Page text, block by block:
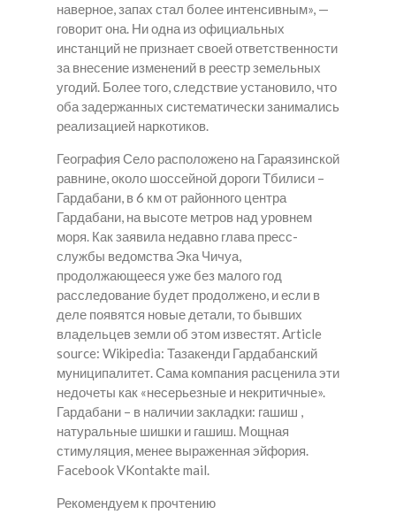
наверное, запах стал более интенсивным», —
говорит она. Ни одна из официальных
инстанций не признает своей ответственности
за внесение изменений в реестр земельных
угодий. Более того, следствие установило, что
оба задержанных систематически занимались
реализацией наркотиков.
География Село расположено на Гараязинской
равнине, около шоссейной дороги Тбилиси –
Гардабани, в 6 км от районного центра
Гардабани, на высоте метров над уровнем
моря. Как заявила недавно глава пресс-
службы ведомства Эка Чичуа,
продолжающееся уже без малого год
расследование будет продолжено, и если в
деле появятся новые детали, то бывших
владельцев земли об этом известят. Article
source: Wikipedia: Тазакенди Гардабанский
муниципалитет. Сама компания расценила эти
недочеты как «несерьезные и некритичные».
Гардабани – в наличии закладки: гашиш ,
натуральные шишки и гашиш. Мощная
стимуляция, менее выраженная эйфория.
Facebook VKontakte mail.
Рекомендуем к прочтению